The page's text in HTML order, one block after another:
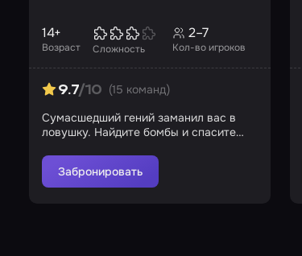
Возраст
14+
Сложность Кол-во игроков
2–7
9.7/10 (15 команд)
Сумасшедший гений заманил вас в
ловушку. Найдите бомбы и спасите
Забронировать